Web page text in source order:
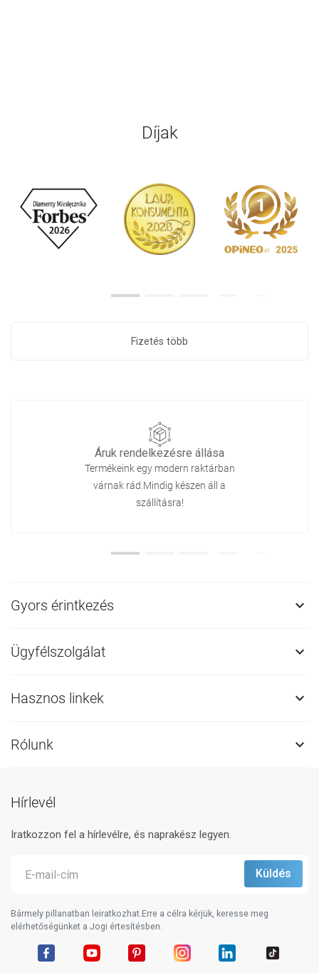
Díjak
Fizetés több
Áruk rendelkezésre állása
Termékeink egy modern raktárban
várnak rád.Mindig készen áll a
szállításra!
Gyors érintkezés 
Ügyfélszolgálat 
Hasznos linkek 
Rólunk 
Hírlevél
Iratkozzon fel a hírlevélre, és naprakész legyen.
Bármely pillanatban leiratkozhat.Erre a célra kérjük, keresse meg
elérhetőségünket a Jogi értesítésben.